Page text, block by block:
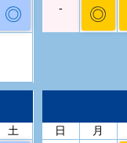
◎
-
◎
土
日
月